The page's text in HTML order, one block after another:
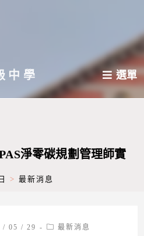
中學 選單
淨零碳規劃管理師實
> 最新消息
/ 05 / 29
Post最新消息